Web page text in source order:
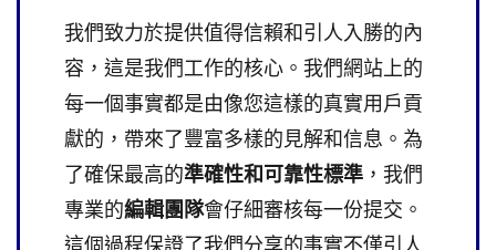
我們致力於提供值得信賴和引人入勝的內
容，這是我們工作的核心。我們網站上的
每一個事實都是由像您這樣的真實用戶貢
獻的，帶來了豐富多樣的見解和信息。為
了確保最高的準確性和可靠性標準 ，我們
專業的編輯團隊會仔細審核每一份提交。
這個過程保證了我們分享的事實不僅引人